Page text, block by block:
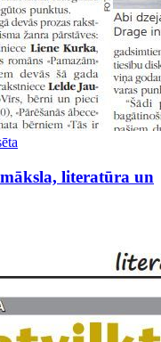
literatūra un